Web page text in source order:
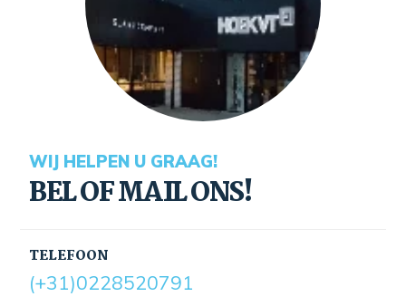
WIJ HELPEN U GRAAG!
BEL OF MAIL ONS!
TELEFOON
(+31)0228520791